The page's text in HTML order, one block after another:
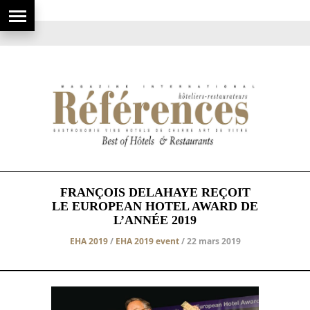
FRANÇOIS DELAHAYE REÇOIT
LE EUROPEAN HOTEL AWARD DE
L’ANNÉE 2019
EHA 2019/ EHA 2019 event/ 22 mars 2019